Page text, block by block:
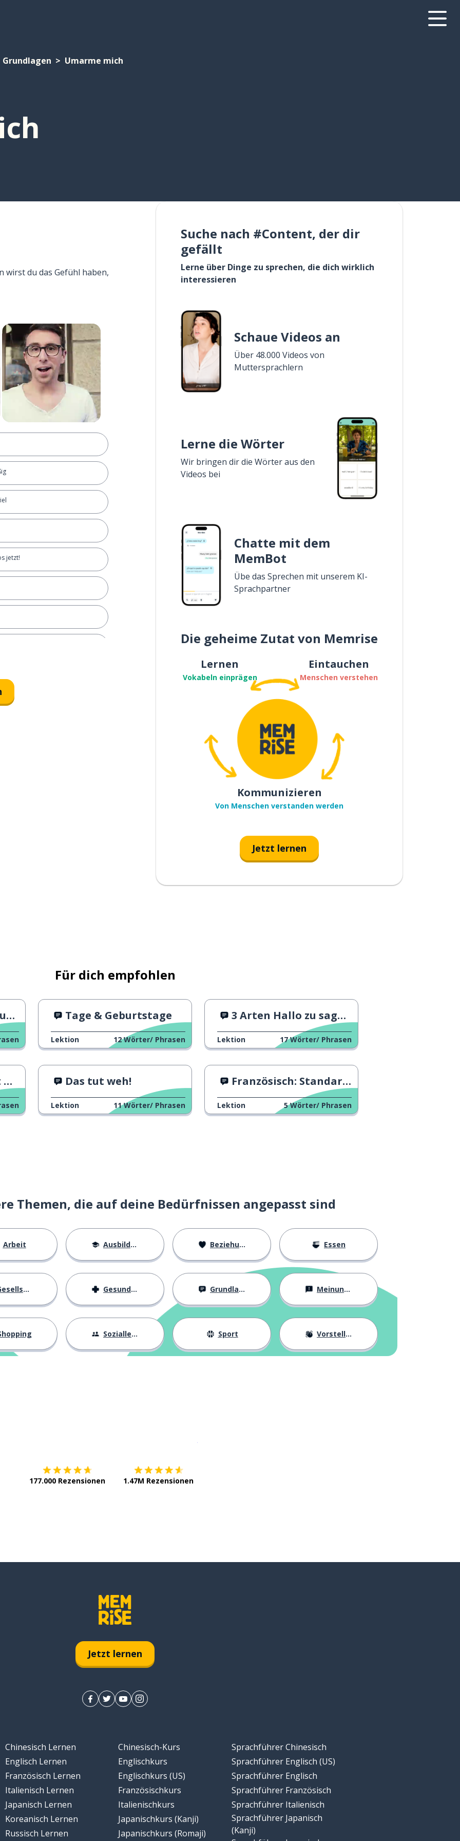
Grundlagen Umarme mich
wirst du das Gefühl haben,
jetzt!
Suche nach #Content, der dir
gefällt
Lerne über Dinge zu sprechen, die dich wirklich
interessieren
Schaue Videos an
Über 48.000 Videos von
Muttersprachlern
Lerne die Wörter
Wir bringen dir die Wörter aus den
Videos bei
Chatte mit dem
MemBot
Übe das Sprechen mit unserem KI-
Sprachpartner
Die geheime Zutat von Memrise
Lernen
Vokabeln einprägen
Eintauchen
Menschen verstehen
Kommunizieren
Von Menschen verstanden werden
Jetzt lernen
Für dich empfohlen
Tage & Geburtstage
Lektion 12 Wörter/ Phrasen
3 Arten Hallo zu sagen 3
Lektion 17 Wörter/ Phrasen
Das tut weh!
Lektion 11 Wörter/ Phrasen
Französisch: Standard vs Slang 3
Lektion 5 Wörter/ Phrasen
Themen, die auf deine Bedürfnissen angepasst sind
Arbeit Ausbildung Beziehungen Essen
Gesundheit Grundlagen Meinungen
Sozialleben Sport Vorstellung
177.000 Rezensionen 1.47M Rezensionen
Jetzt lernen
Chinesisch Lernen
Englisch Lernen
Französisch Lernen
Italienisch Lernen
Japanisch Lernen
Koreanisch Lernen
Russisch Lernen
Chinesisch-Kurs
Englischkurs
Englischkurs (US)
Französischkurs
Italienischkurs
Japanischkurs (Kanji)
Japanischkurs (Romaji)
Sprachführer Chinesisch
Sprachführer Englisch (US)
Sprachführer Englisch
Sprachführer Französisch
Sprachführer Italienisch
Sprachführer Japanisch
(Kanji)